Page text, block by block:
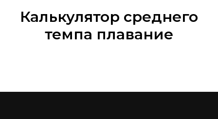
Калькулятор среднего
темпа плавание